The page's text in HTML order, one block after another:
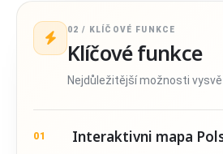
02 / KLÍČOVÉ FUNKCE
Klíčové funkce
Nejdůležitější možnosti
01 Interaktivni mapa